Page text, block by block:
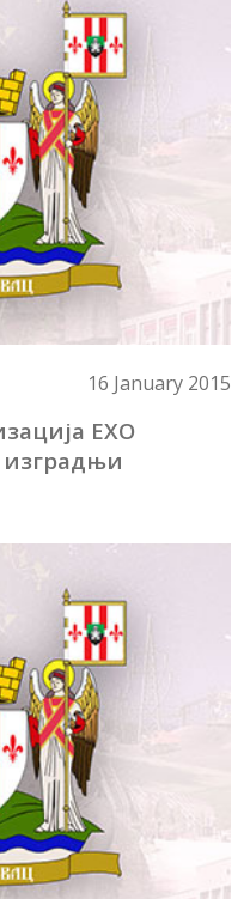
16 January 2015
ЕХО
изградњи